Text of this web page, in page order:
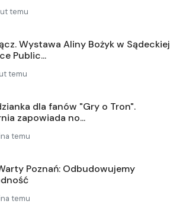
temu
Wystawa Aliny Bożyk w Sądeckiej
Public...
temu
dla fanów "Gry o Tron".
zapowiada no...
temu
Poznań: Odbudowujemy
temu